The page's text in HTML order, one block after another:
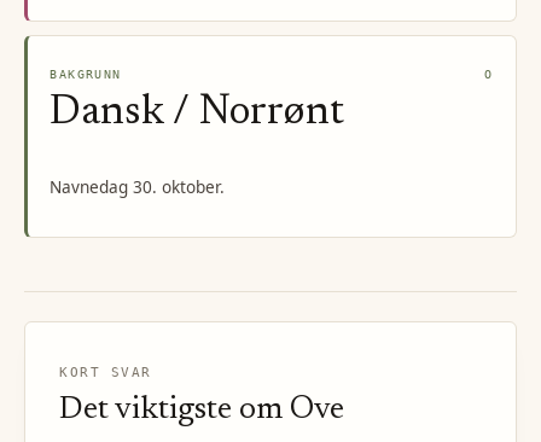
BAKGRUNN O
Dansk / Norrønt
Navnedag 30. oktober.
KORT SVAR
Det viktigste om Ove